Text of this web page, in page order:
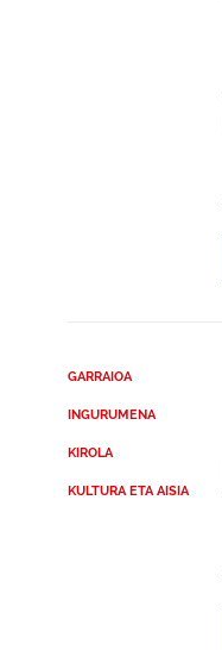
GARRAIOA
INGURUMENA
KIROLA
KULTURA ETA AISIA